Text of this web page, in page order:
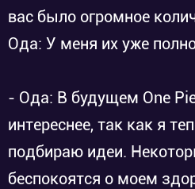
вас было огромное
Ода: У меня их уже
- Ода: В будущем One
интереснее, так как я
подбираю идеи.
беспокоятся о моем